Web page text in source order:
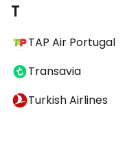
T
TAP Air Portugal
Transavia
Turkish Airlines